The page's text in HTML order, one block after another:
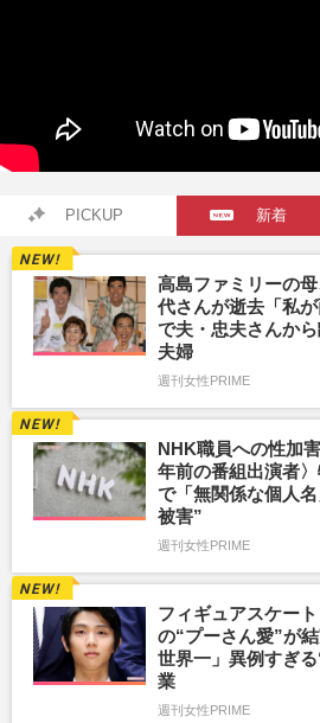
PICKUP 新着
高島ファミリーの
代さんが逝去「私
で夫・忠夫さんか
夫婦
週刊女性PRIME
NHK職員への性加
年前の番組出演者
で「無関係な個人
被害”
週刊女性PRIME
フィギュアスケー
の“プーさん愛”が
世界一」異例すぎ
業
週刊女性PRIME